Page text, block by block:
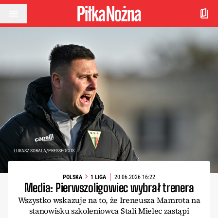
Przejdź do treści
LUKASZ SOBALA/PRESSFOCUS
POLSKA 1 LIGA 20.06.2026 16:22
Media: Pierwszoligowiec wybrał trenera
Wszystko wskazuje na to, że Ireneusza Mamrota na
stanowisku szkoleniowca Stali Mielec zastąpi